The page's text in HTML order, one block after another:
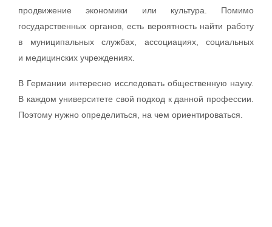
продвижение экономики или культура. Помимо
государственных органов, есть вероятность найти работу
в муниципальных службах, ассоциациях, социальных
и медицинских учреждениях.
В Германии интересно исследовать общественную науку.
В каждом университете свой подход к данной профессии.
Поэтому нужно определиться, на чем ориентироваться.